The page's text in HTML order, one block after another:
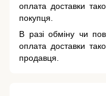
оплата доставки
покупця.
В разі обміну чи
оплата доставки
продавця.